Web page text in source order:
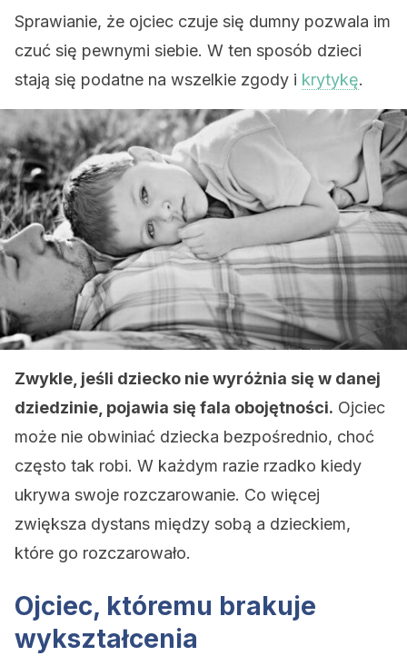
Sprawianie, że ojciec czuje się dumny pozwala im
czuć się pewnymi siebie. W ten sposób dzieci
stają się podatne na wszelkie zgody i krytykę.
Zwykle, jeśli dziecko nie wyróżnia się w danej
dziedzinie, pojawia się fala obojętności. Ojciec
może nie obwiniać dziecka bezpośrednio, choć
często tak robi. W każdym razie rzadko kiedy
ukrywa swoje rozczarowanie. Co więcej
zwiększa dystans między sobą a dzieckiem,
które go rozczarowało.
Ojciec, któremu brakuje
wykształcenia